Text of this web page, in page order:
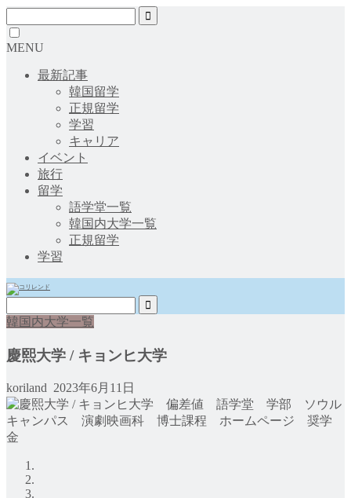
MENU
最新記事
韓国留学
正規留学
学習
キャリア
イベント
旅行
留学
語学堂一覧
韓国内大学一覧
正規留学
学習
韓国内大学一覧
慶熙大学 / キョンヒ大学
koriland 2023年6月11日